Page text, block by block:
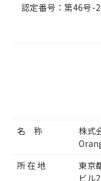
認定番号：第46号-
名 称
株式
所 在 地
東京
ビル